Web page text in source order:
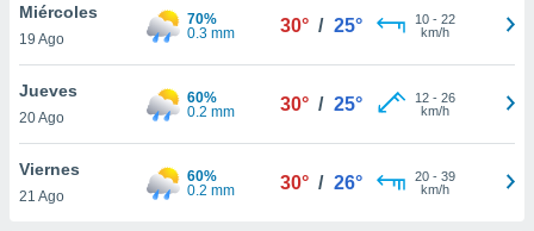
cookies
aceptar
Miércoles
19 Ago
70%
0.3 mm
30° / 25° 10- 22
km/h
Jueves
20 Ago
60%
0.2 mm
30° / 25° 12- 26
km/h
Viernes
21 Ago
60%
0.2 mm
30° / 26° 20- 39
km/h